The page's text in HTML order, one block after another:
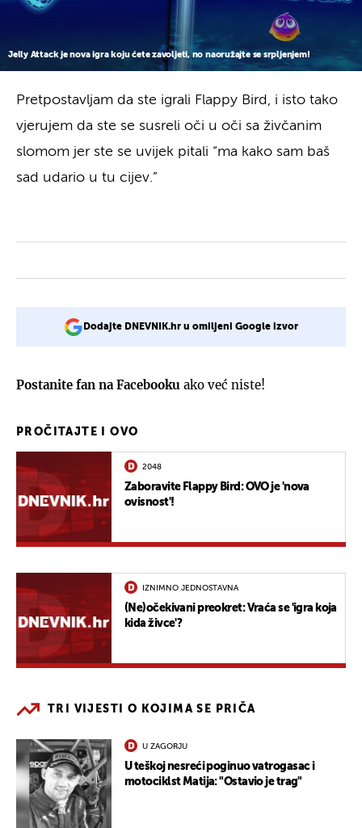
Jelly Attack je nova igra koju ćete zavoljeti, no naoružajte se srpljenjem!
Pretpostavljam da ste igrali Flappy Bird, i isto tako
vjerujem da ste se susreli oči u oči sa živčanim
slomom jer ste se uvijek pitali “ma kako sam baš
sad udario u tu cijev.”
Dodajte DNEVNIK.hr u omiljeni Google izvor
Postanite fan na Facebooku ako već niste!
PROČITAJTE I OVO
2048
Zaboravite Flappy Bird: OVO je 'nova
ovisnost'!
IZNIMNO JEDNOSTAVNA
(Ne)očekivani preokret: Vraća se 'igra koja
kida živce'?
TRI VIJESTI O KOJIMA SE PRIČA
U ZAGORJU
U teškoj nesreći poginuo vatrogasac i
motociklst Matija: "Ostavio je trag"